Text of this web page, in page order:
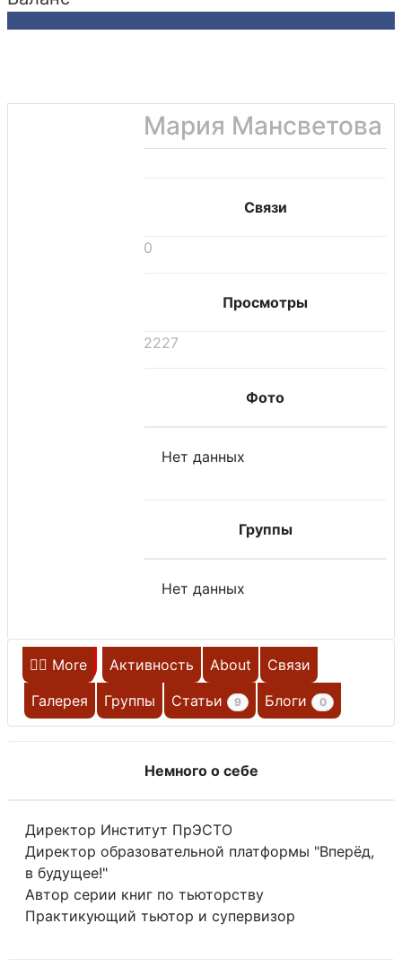
НЕ НА САЙТЕ
Мария Мансветова
Связи
0
Просмотры
2227
Фото
Нет данных
Группы
Нет данных
Главная Активность About
Связи
Галерея
Группы Статьи 9 Блоги 0
More
Немного о себе
Директор Институт ПрЭСТО
Директор образовательной платформы "Вперёд,
в будущее!"
Автор серии книг по тьюторству
Практикующий тьютор и супервизор